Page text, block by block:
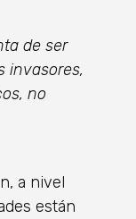
de ser
invasores,
no
a nivel
están